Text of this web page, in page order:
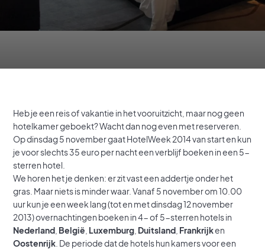
Heb je een reis of vakantie in het vooruitzicht, maar nog geen
hotelkamer geboekt? Wacht dan nog even met reserveren.
Op dinsdag 5 november gaat HotelWeek 2014 van start en kun
je voor slechts 35 euro per nacht een verblijf boeken in een 5-
sterren hotel.
We horen het je denken: er zit vast een addertje onder het
gras. Maar niets is minder waar. Vanaf 5 november om 10.00
uur kun je een week lang (tot en met dinsdag 12 november
2013) overnachtingen boeken in 4- of 5-sterren hotels in
Nederland België Luxemburg Duitsland Frankrijken
Oostenrijk . De periode dat de hotels hun kamers voor een